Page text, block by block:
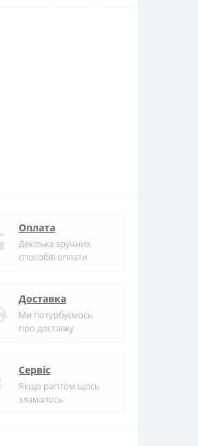
Оплата
Декілька зручних
способів оплати
Доставка
Ми потурбуємось
про доставку
Сервіс
Якщо раптом щось
зламалось